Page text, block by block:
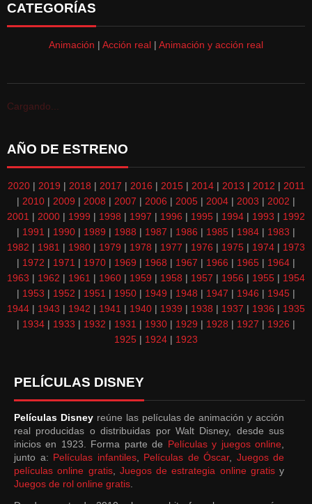
CATEGORÍAS
Animación | Acción real | Animación y acción real
Cargando...
AÑO DE ESTRENO
2020| 2019 | 2018 | 2017 | 2016 | 2015| 2014| 2013 | 2012 | 2011
| 2010 | 2009 | 2008 | 2007 | 2006 | 2005 | 2004 | 2003 | 2002 |
2001 | 2000 | 1999 | 1998 | 1997 | 1996 | 1995 | 1994 | 1993 | 1992
| 1991 | 1990 | 1989 | 1988 | 1987 | 1986 | 1985 | 1984 | 1983 |
1982 | 1981 | 1980 | 1979 | 1978 | 1977 | 1976 | 1975 | 1974 | 1973
| 1972 | 1971 | 1970 | 1969 | 1968 | 1967 | 1966 | 1965 | 1964 |
1963 | 1962 | 1961 | 1960 | 1959 | 1958 | 1957 | 1956 | 1955 | 1954
| 1953 | 1952 | 1951 | 1950 | 1949 | 1948 | 1947 | 1946 | 1945 |
1944 | 1943 | 1942 | 1941 | 1940 | 1939 | 1938 | 1937 | 1936 | 1935
| 1934 | 1933 | 1932 | 1931 | 1930 | 1929 | 1928 | 1927 | 1926 |
1925 | 1924 | 1923
PELÍCULAS DISNEY
Películas Disneyreúne las películas de animación y acción
real producidas o distribuidas por Walt Disney, desde sus
inicios en 1923. Forma parte de Películas y juegos online
junto a: Películas infantiles, Películas de Óscar, Juegos de
películas online gratis, Juegos de estrategia online gratisy
Juegos de rol online gratis